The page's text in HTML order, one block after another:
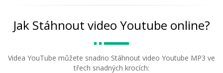
Jak Stáhnout video Youtube online?
Videa YouTube můžete snadno Stáhnout video Youtube MP3 ve
třech snadných krocích: